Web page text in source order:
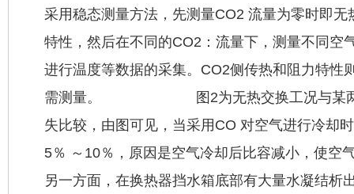
采用稳态测量方法，先测量CO2 流量为零时即
特性，然后在不同的CO2：流量下，测量不同空
进行温度等数据的采集。CO2侧传热和阻力特性
需测量。 图2为无热交换工况与某两
失比较，由图可见，当采用CO 对空气进行冷却
5％ ～10％，原因是空气冷却后比容减小，使空
另一方面，在换热器挡水箱底部有大量水凝结析